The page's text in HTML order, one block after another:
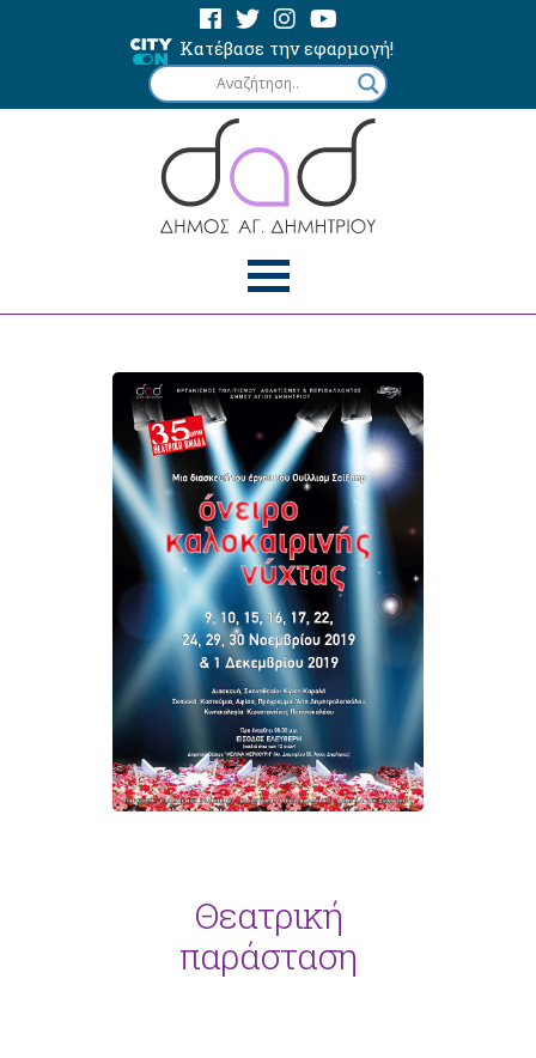
Κατέβασε την εφαρμογή!
Θεατρική
παράσταση